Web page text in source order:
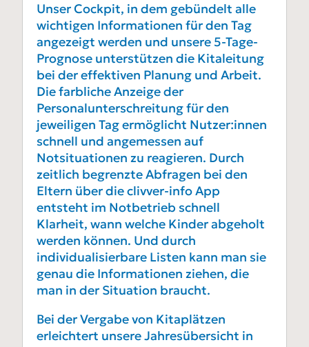
Unser Cockpit, in dem gebündelt alle
wichtigen Informationen für den Tag
angezeigt werden und unsere 5-Tage-
Prognose unterstützen die Kitaleitung
bei der effektiven Planung und Arbeit.
Die farbliche Anzeige der
Personalunterschreitung für den
jeweiligen Tag ermöglicht Nutzer:innen
schnell und angemessen auf
Notsituationen zu reagieren. Durch
zeitlich begrenzte Abfragen bei den
Eltern über die clivver-info App
entsteht im Notbetrieb schnell
Klarheit, wann welche Kinder abgeholt
werden können. Und durch
individualisierbare Listen kann man sie
genau die Informationen ziehen, die
man in der Situation braucht.
Bei der Vergabe von Kitaplätzen
erleichtert unsere Jahresübersicht in